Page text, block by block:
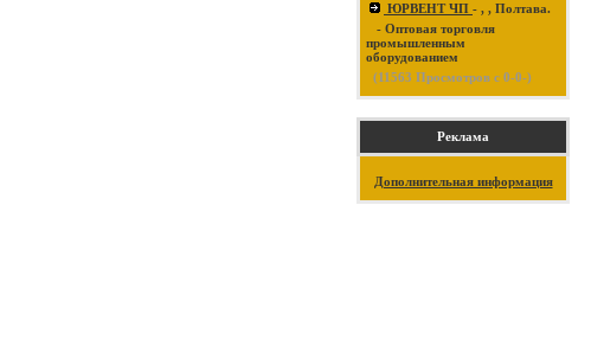
ЮРВЕНТ ЧП - , , Полтава.
- Оптовая торговля
промышленным
оборудованием
(11563 Просмотров с 0-0-)
Реклама
Дополнительная информация